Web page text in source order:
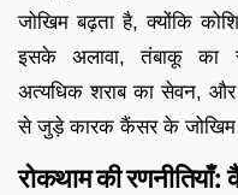
जोखिम बढ़ता है, क्योंकि
इसके अलावा, तंबाकू का
अत्यधिक शराब का सेवन,
से जुड़े कारक कैंसर के जोखिम
रोकथाम की